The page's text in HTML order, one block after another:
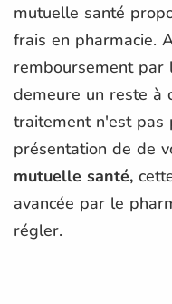
mutuelle santé
frais en pharmacie.
remboursement par
demeure un reste à
traitement n'est pas
présentation de de
mutuelle santé,
avancée par le
régler.